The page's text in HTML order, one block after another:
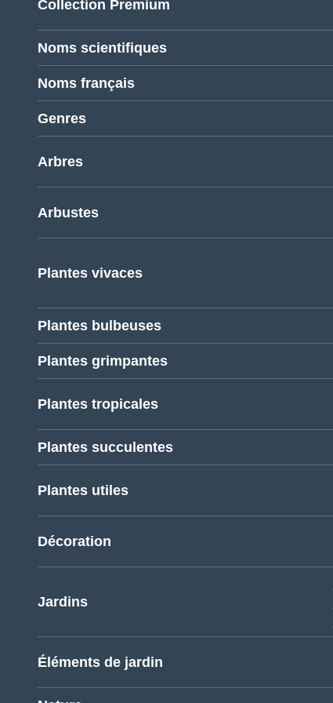
Collection Premium
Noms scientifiques
Noms français
Genres
Arbres
Arbustes
Plantes vivaces
Plantes bulbeuses
Plantes grimpantes
Plantes tropicales
Plantes succulentes
Plantes utiles
Décoration
Jardins
Éléments de jardin